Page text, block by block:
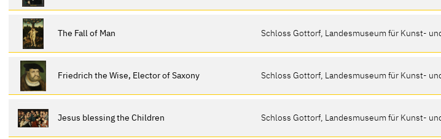
The Fall of Man Schloss Gottorf, Landesmuseum für Kunst-
Friedrich the Wise, Elector of Saxony Schloss Gottorf, Landesmuseum für Kunst-
Jesus blessing the Children Schloss Gottorf, Landesmuseum für Kunst-